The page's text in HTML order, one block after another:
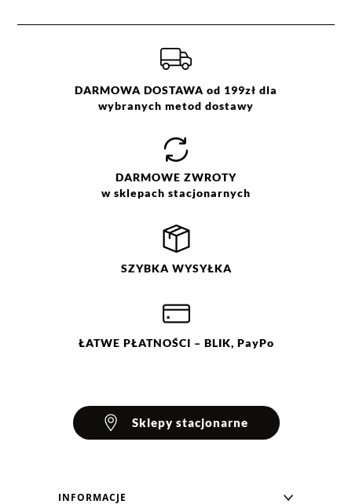
ubrania są projektowane dla pań w każdym wieku, bez
względu na rozmiar, który nosi.
DARMOWA DOSTAWA od 199zł dla
wybranych metod dostawy
DARMOWE ZWROTY
w sklepach stacjonarnych
SZYBKA WYSYŁKA
ŁATWE PŁATNOŚCI – BLIK, PayPo
Sklepy stacjonarne
INFORMACJE